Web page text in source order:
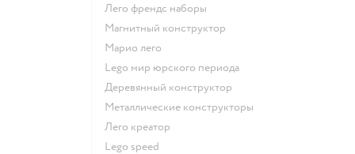
Лего френдс наборы
Магнитный конструктор
Марио лего
Lego мир юрского периода
Деревянный конструктор
Металлические конструкторы
Лего креатор
Lego speed